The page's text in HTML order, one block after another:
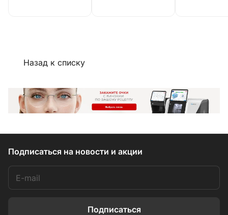
Назад к списку
Подписаться на новости и акции
Подписаться